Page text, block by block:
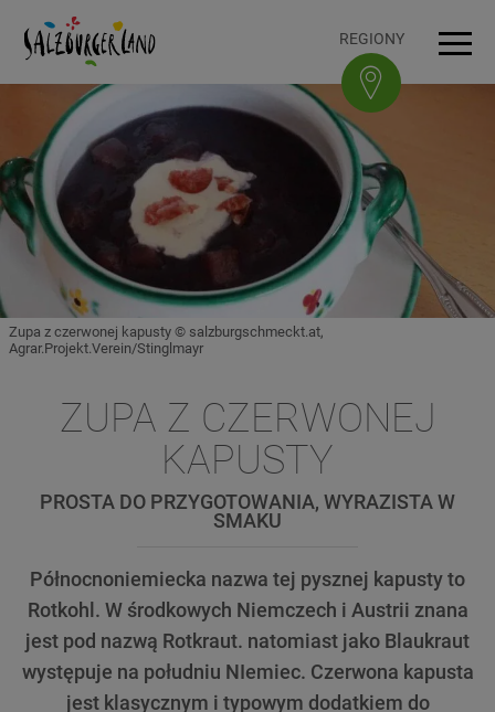
Do treściAccesskey
[0]
Do nawigacjiAccesskey
[1]
Na górę stronyAccesskey
[2]
Do stopkiAccesskey
[3] REGIONY
Zupa z czerwonej kapusty © salzburgschmeckt.at,
Agrar.Projekt.Verein/Stinglmayr
ZUPA Z CZERWONEJ
KAPUSTY
PROSTA DO PRZYGOTOWANIA, WYRAZISTA W
SMAKU
Północnoniemiecka nazwa tej pysznej kapusty to
Rotkohl. W środkowych Niemczech i Austrii znana
jest pod nazwą Rotkraut. natomiast jako Blaukraut
występuje na południu NIemiec. Czerwona kapusta
jest klasycznym i typowym dodatkiem do